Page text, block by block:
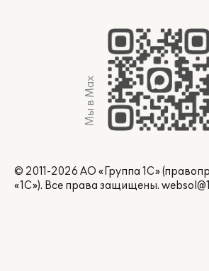
Мы в Max
© 2011-2026 АО «Группа 1С»
«1С»). Все права защищены.